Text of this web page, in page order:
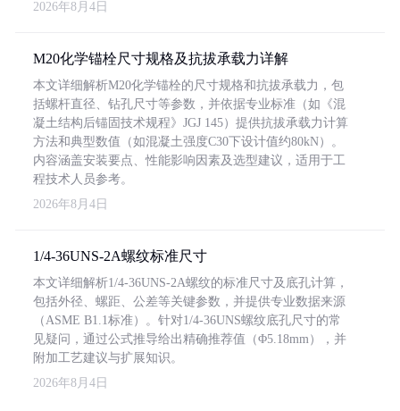
2026年8月4日
M20化学锚栓尺寸规格及抗拔承载力详解
本文详细解析M20化学锚栓的尺寸规格和抗拔承载力，包
括螺杆直径、钻孔尺寸等参数，并依据专业标准（如《混
凝土结构后锚固技术规程》JGJ 145）提供抗拔承载力计算
方法和典型数值（如混凝土强度C30下设计值约80kN）。
内容涵盖安装要点、性能影响因素及选型建议，适用于工
程技术人员参考。
2026年8月4日
1/4-36UNS-2A螺纹标准尺寸
本文详细解析1/4-36UNS-2A螺纹的标准尺寸及底孔计算，
包括外径、螺距、公差等关键参数，并提供专业数据来源
（ASME B1.1标准）。针对1/4-36UNS螺纹底孔尺寸的常
见疑问，通过公式推导给出精确推荐值（Φ5.18mm），并
附加工艺建议与扩展知识。
2026年8月4日